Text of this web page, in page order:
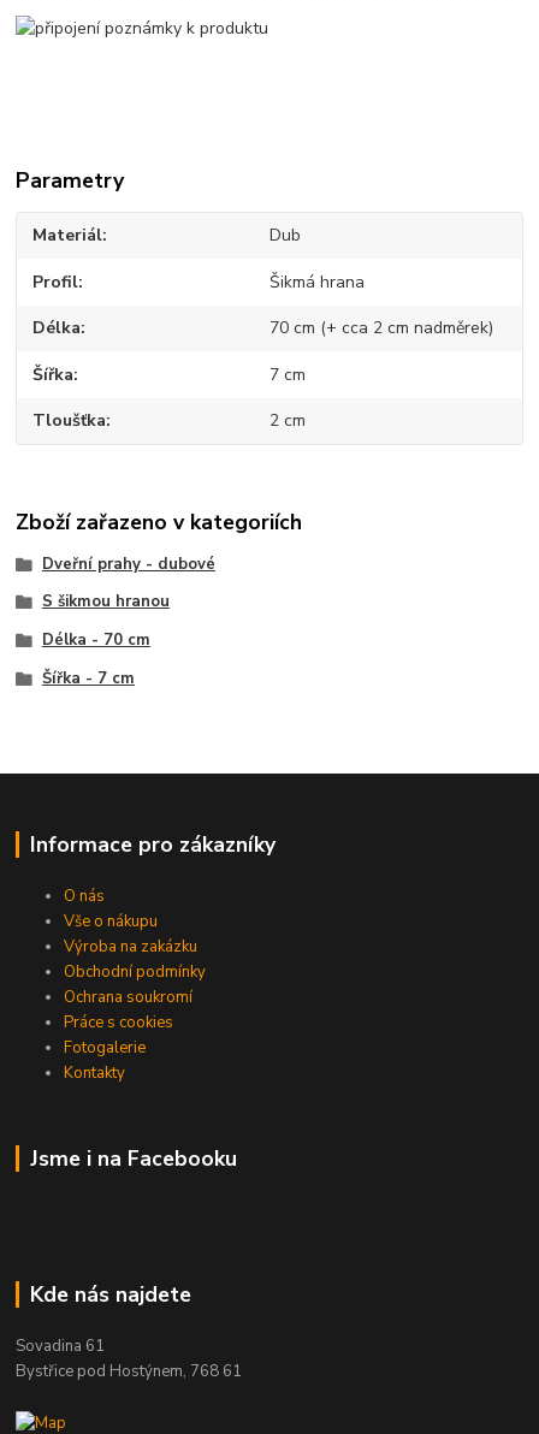
Parametry
Materiál Dub
Profil Šikmá hrana
Délka 70 cm (+ cca 2 cm nadměrek)
Šířka 7 cm
Tloušťka 2 cm
Zboží zařazeno v kategoriích
Dveřní prahy - dubové
S šikmou hranou
Délka - 70 cm
Šířka - 7 cm
Informace pro zákazníky
O nás
Vše o nákupu
Výroba na zakázku
Obchodní podmínky
Ochrana soukromí
Práce s cookies
Fotogalerie
Kontakty
Jsme i na Facebooku
Kde nás najdete
Sovadina 61
Bystřice pod Hostýnem, 768 61